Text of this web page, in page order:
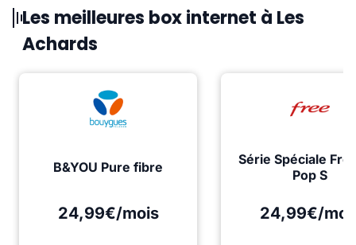
Les meilleures box internet à Les
Achards
B&YOU Pure fibre
24,99€/mois
Série Spéciale
Pop S
24,99€/